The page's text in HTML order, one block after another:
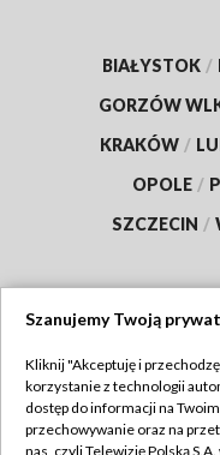
BIAŁYSTOK /
GORZÓW
KRAKÓW /
OPOLE /
SZCZECIN /
Abonament TVP
Szanujemy Twoją
Kliknij "Akceptuję i
korzystanie z technologii
dostęp do informacji na
przechowywanie oraz na
nas, czyli Telewizję Polską